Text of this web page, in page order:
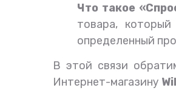
Что такое
товара,
определенный
В этой связи
Интернет-магазину